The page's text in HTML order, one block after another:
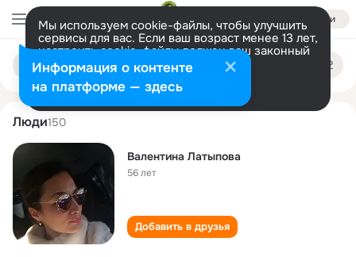
Войти
Мы используем cookie-файлы, чтобы улучшить
сервисы для вас. Если ваш возраст менее 13 лет,
настроить cookie-файлы должен ваш законный
представитель. Больше информации
Разрешить все Настроить
Поиск
людям
valentina latypova
Люди150
Валентина Латыпова
56 лет
Добавить в друзья
Информация о контенте
на платформе — здесь